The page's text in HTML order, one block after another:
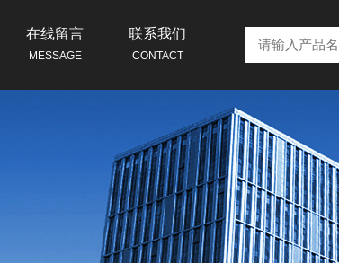
在线留言
MESSAGE
联系我们
CONTACT